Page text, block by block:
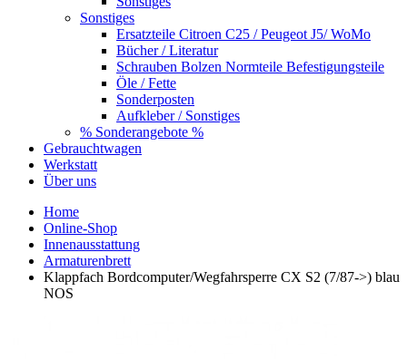
Sonstiges
Ersatzteile Citroen C25 / Peugeot J5/ WoMo
Bücher / Literatur
Schrauben Bolzen Normteile Befestigungsteile
Öle / Fette
Sonderposten
Aufkleber / Sonstiges
% Sonderangebote %
Gebrauchtwagen
Werkstatt
Über uns
Home
Online-Shop
Innenausstattung
Armaturenbrett
Klappfach Bordcomputer/Wegfahrsperre CX S2 (7/87->) blau
NOS